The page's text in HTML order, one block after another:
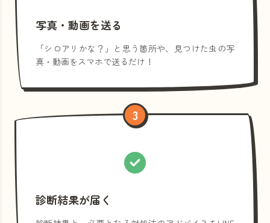
写真・動画を送る
「シロアリかな？」と思う箇所や、見つけた虫の写
真・動画をスマホで送るだけ！
3
診断結果が届く